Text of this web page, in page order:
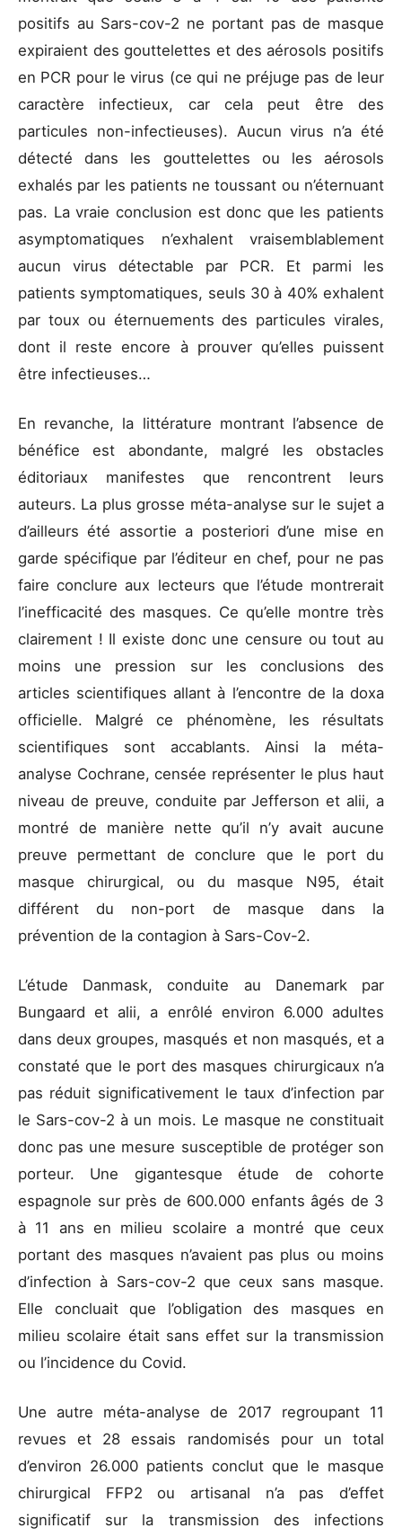
positifs au Sars-cov-2 ne portant pas de masque
expiraient des gouttelettes et des aérosols positifs
en PCR pour le virus (ce qui ne préjuge pas de leur
caractère infectieux, car cela peut être des
particules non-infectieuses). Aucun virus n’a été
détecté dans les gouttelettes ou les aérosols
exhalés par les patients ne toussant ou n’éternuant
pas. La vraie conclusion est donc que les patients
asymptomatiques n’exhalent vraisemblablement
aucun virus détectable par PCR. Et parmi les
patients symptomatiques, seuls 30 à 40% exhalent
par toux ou éternuements des particules virales,
dont il reste encore à prouver qu’elles puissent
être infectieuses…
En revanche, la littérature montrant l’absence de
bénéfice est abondante, malgré les obstacles
éditoriaux manifestes que rencontrent leurs
auteurs. La plus grosse méta-analyse sur le sujet a
d’ailleurs été assortie a posteriori d’une mise en
garde spécifique par l’éditeur en chef, pour ne pas
faire conclure aux lecteurs que l’étude montrerait
l’inefficacité des masques. Ce qu’elle montre très
clairement ! Il existe donc une censure ou tout au
moins une pression sur les conclusions des
articles scientifiques allant à l’encontre de la doxa
officielle. Malgré ce phénomène, les résultats
scientifiques sont accablants. Ainsi la méta-
analyse Cochrane, censée représenter le plus haut
niveau de preuve, conduite par Jefferson et alii, a
montré de manière nette qu’il n’y avait aucune
preuve permettant de conclure que le port du
masque chirurgical, ou du masque N95, était
différent du non-port de masque dans la
prévention de la contagion à Sars-Cov-2.
L’étude Danmask, conduite au Danemark par
Bungaard et alii, a enrôlé environ 6.000 adultes
dans deux groupes, masqués et non masqués, et a
constaté que le port des masques chirurgicaux n’a
pas réduit significativement le taux d’infection par
le Sars-cov-2 à un mois. Le masque ne constituait
donc pas une mesure susceptible de protéger son
porteur. Une gigantesque étude de cohorte
espagnole sur près de 600.000 enfants âgés de 3
à 11 ans en milieu scolaire a montré que ceux
portant des masques n’avaient pas plus ou moins
d’infection à Sars-cov-2 que ceux sans masque.
Elle concluait que l’obligation des masques en
milieu scolaire était sans effet sur la transmission
ou l’incidence du Covid.
Une autre méta-analyse de 2017 regroupant 11
revues et 28 essais randomisés pour un total
d’environ 26.000 patients conclut que le masque
chirurgical FFP2 ou artisanal n’a pas d’effet
significatif sur la transmission des infections